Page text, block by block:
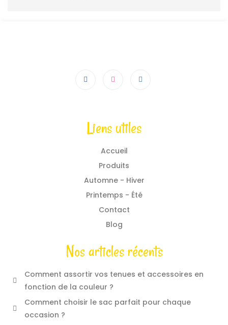
Liens utiles
Accueil
Produits
Automne - Hiver
Printemps - Été
Contact
Blog
Nos articles récents
Comment assortir vos tenues et accessoires en
fonction de la couleur ?
Comment choisir le sac parfait pour chaque
occasion ?